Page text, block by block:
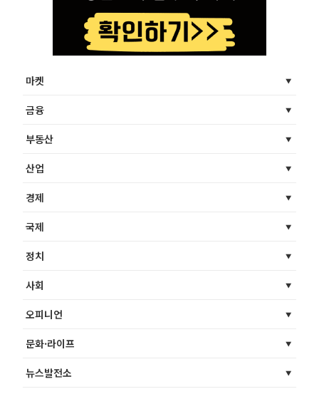
마켓
금융
부동산
산업
경제
국제
정치
사회
오피니언
문화·라이프
뉴스발전소